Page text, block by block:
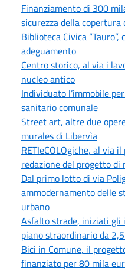
Finanziamento di 300
sicurezza della
Biblioteca Civica
adeguamento
Centro storico, al via i
nucleo antico
Individuato l’immobile
sanitario comunale
Street art, altre due
murales di Libervìa
RETIeCOLOgiche, al via
redazione del progetto
Dal primo lotto di via
ammodernamento delle
urbano
Asfalto strade, iniziati
piano straordinario da
Bici in Comune, il
finanziato per 80 mila